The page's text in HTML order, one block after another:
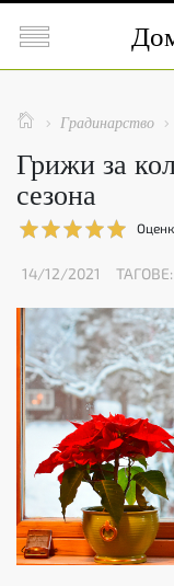

  Градинарство 
Грижи за
сезона
14/12/2021 ТАГОВЕ: